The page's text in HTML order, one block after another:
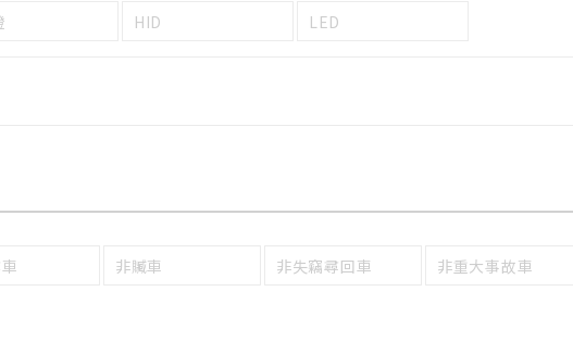
HID LED
非贓車 非失竊尋回車 非重大事故車